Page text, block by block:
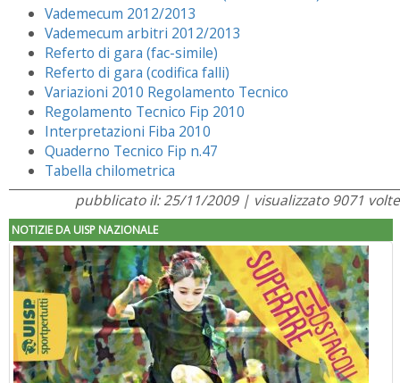
Vademecum 2012/2013
Vademecum arbitri 2012/2013
Referto di gara (fac-simile)
Referto di gara (codifica falli)
Variazioni 2010 Regolamento Tecnico
Regolamento Tecnico Fip 2010
Interpretazioni Fiba 2010
Quaderno Tecnico Fip n.47
Tabella chilometrica
pubblicato il: 25/11/2009 | visualizzato 9071 volte
NOTIZIE DA UISP NAZIONALE